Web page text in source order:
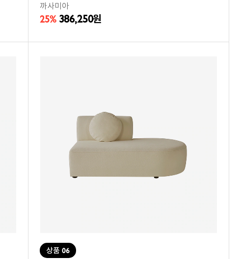
까사미아
25% 386,250원
상품 06